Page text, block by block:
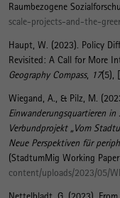
Raumbezogene
scale-projects-and-the-
Haupt, W. (2023). Policy
Revisited: A Call for More
Geography Compass, 17(5),
Wiegand, A. , & Pilz, M.
Einwanderungsquartieren
Verbundprojekt „Vom
Neue Perspektiven für
(StadtumMig Working
content/uploads/2023/05/